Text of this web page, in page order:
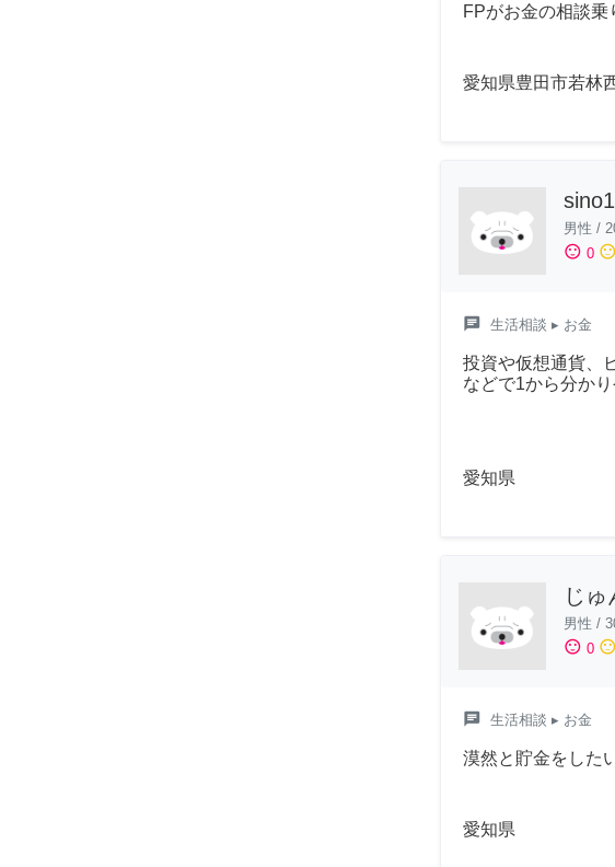
FPがお金の相談乗
愛知県豊田市若林
男性 /
sentiment_satisfied 0 sentiment_neutral
chat 生活相談 ▸ お金
投資や仮想通貨、
などで1から分か
愛知県
じゅ
男性 /
sentiment_satisfied 0 sentiment_neutral
chat 生活相談 ▸ お金
漠然と貯金をした
愛知県